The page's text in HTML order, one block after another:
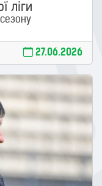
ліги
27.06.2026